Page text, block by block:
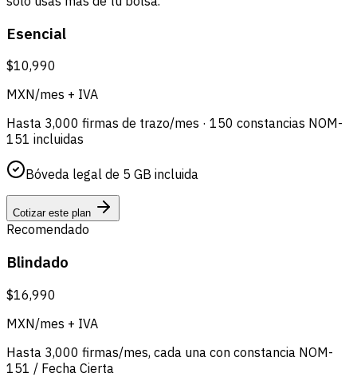
Esencial
$10,990
MXN/mes + IVA
Hasta 3,000 firmas de trazo/mes · 150 constancias NOM-
151 incluidas
Bóveda legal de 5 GB incluida
Cotizar este plan
Recomendado
Blindado
$16,990
MXN/mes + IVA
Hasta 3,000 firmas/mes, cada una con constancia NOM-
151 / Fecha Cierta